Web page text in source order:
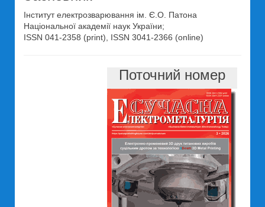
Інститут електрозварювання ім. Є.О. Патона
Національної академії наук України;
ISSN 041-2358 (print), ISSN 3041-2366 (online)
Поточний номер